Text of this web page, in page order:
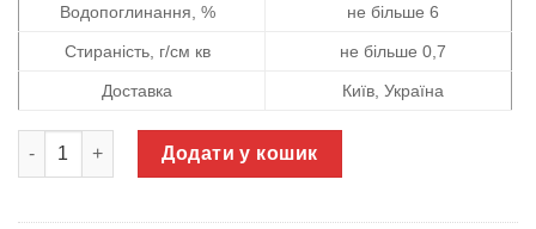
Водопоглинання, % не більше 6
Стираність, г/см кв не більше 0,7
Доставка Київ, Україна
Тактильна плитка - шаблон уваги Ковальська кількість
Додати у кошик